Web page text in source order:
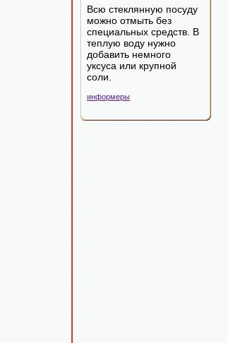
Всю стеклянную посуду
можно отмыть без
специальных средств. В
теплую воду нужно
добавить немного
уксуса или крупной
соли.
информеры